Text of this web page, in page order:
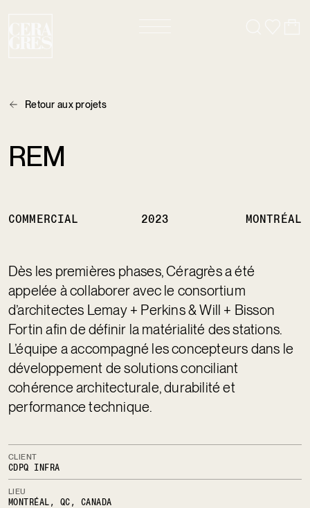
Retour aux projets
REM
COMMERCIAL 2023 MONTRÉAL
Dès les premières phases, Céragrès a été
appelée à collaborer avec le consortium
d’architectes Lemay + Perkins & Will + Bisson
Fortin afin de définir la matérialité des stations.
L’équipe a accompagné les concepteurs dans le
développement de solutions conciliant
cohérence architecturale, durabilité et
performance technique.
CLIENT
CDPQ INFRA
LIEU
MONTRÉAL, QC, CANADA